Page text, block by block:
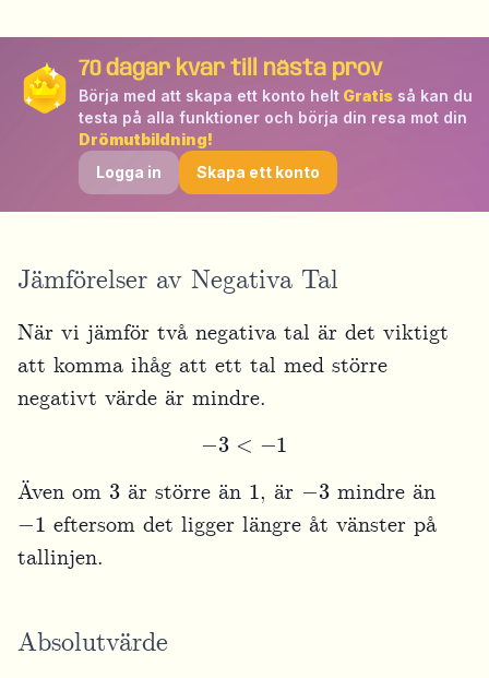
70dagar kvar till nästa prov
Börja med att skapa ett konto helt Gratis så kan du
testa på alla funktioner och börja din resa mot din
Drömutbildning!
Logga in
Skapa ett konto
Jämförelser av Negativa Tal
När vi jämför två negativa tal är det viktigt
att komma ihåg att ett tal med större
negativt värde är mindre.
−3 <
Även om 3 är större än 1, är 3 mindre än
1 eftersom det ligger längre åt vänster på
tallinjen.
Absolutvärde